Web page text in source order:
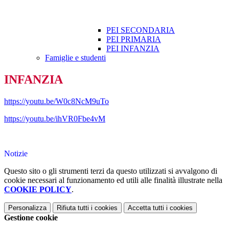
PEI SECONDARIA
PEI PRIMARIA
PEI INFANZIA
Famiglie e studenti
INFANZIA
https://youtu.be/W0c8NcM9uTo
https://youtu.be/ihVR0Fbe4vM
Notizie
Questo sito o gli strumenti terzi da questo utilizzati si avvalgono di
cookie necessari al funzionamento ed utili alle finalità illustrate nella
COOKIE POLICY.
Personalizza Rifiuta tutti i cookies Accetta tutti i cookies
Gestione cookie